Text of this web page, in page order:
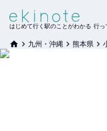
はじめて行く駅のことがわかる 行っ
九州・沖縄 熊本県